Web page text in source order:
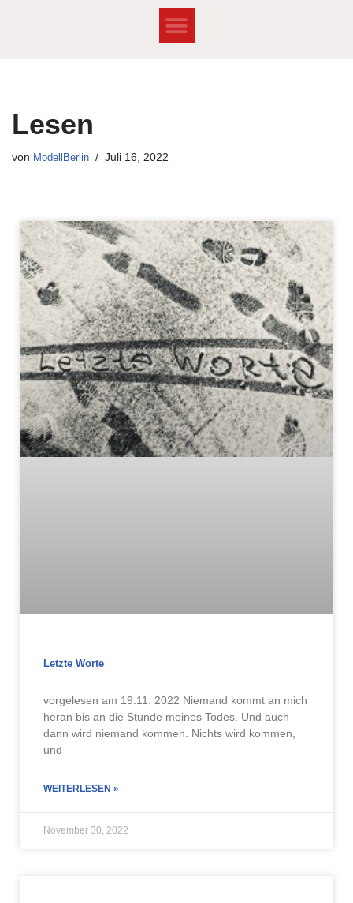
Lesen
von ModellBerlin Juli 16, 2022
Letzte Worte
vorgelesen am 19.11. 2022 Niemand kommt an mich
heran bis an die Stunde meines Todes. Und auch
dann wird niemand kommen. Nichts wird kommen,
und
WEITERLESEN »
November 30, 2022